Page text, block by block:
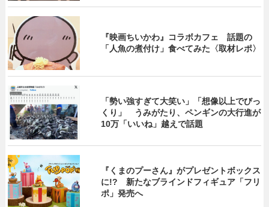
『映画ちいかわ』コラボカフェ 話題の
「人魚の煮付け」食べてみた〈取材レポ〉
「勢い強すぎて大笑い」「想像以上でびっ
くり」 うみがたり、ペンギンの大行進が
10万「いいね」越えで話題
『くまのプーさん』がプレゼントボックス
に!? 新たなブラインドフィギュア「フリ
ポ」発売へ